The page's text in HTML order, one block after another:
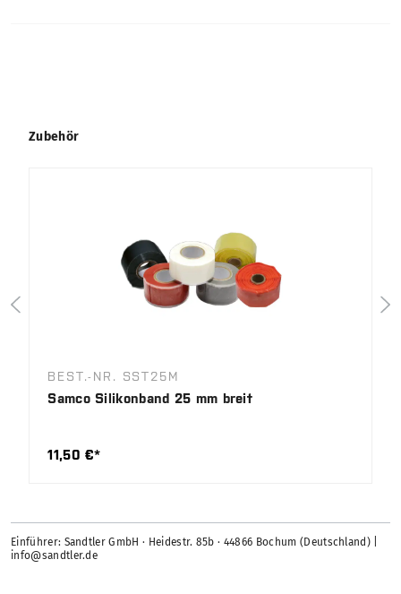
Produktgalerie überspringen
Zubehör
BEST.-NR. SST25M
Samco Silikonband 25 mm breit
11,50 €*
Einführer: Sandtler GmbH · Heidestr. 85b · 44866 Bochum (Deutschland) |
info@sandtler.de